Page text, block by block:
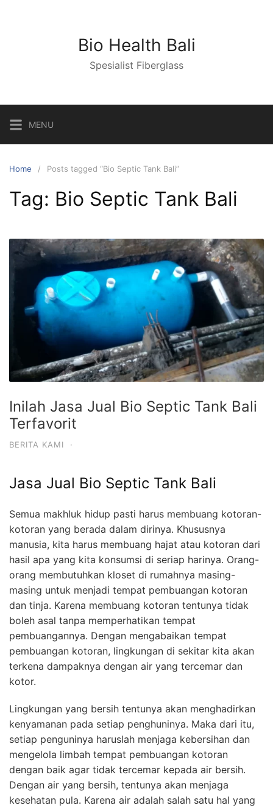
Bio Health Bali
Spesialist Fiberglass
MENU
Home Posts tagged “Bio Septic Tank Bali”
Tag: Bio Septic Tank Bali
Inilah Jasa Jual Bio Septic Tank Bali
Terfavorit
BERITA KAMI ·
Jasa Jual Bio Septic Tank Bali
Semua makhluk hidup pasti harus membuang kotoran-
kotoran yang berada dalam dirinya. Khususnya
manusia, kita harus membuang hajat atau kotoran dari
hasil apa yang kita konsumsi di seriap harinya. Orang-
orang membutuhkan kloset di rumahnya masing-
masing untuk menjadi tempat pembuangan kotoran
dan tinja. Karena membuang kotoran tentunya tidak
boleh asal tanpa memperhatikan tempat
pembuangannya. Dengan mengabaikan tempat
pembuangan kotoran, lingkungan di sekitar kita akan
terkena dampaknya dengan air yang tercemar dan
kotor.
Lingkungan yang bersih tentunya akan menghadirkan
kenyamanan pada setiap penghuninya. Maka dari itu,
setiap penguninya haruslah menjaga kebersihan dan
mengelola limbah tempat pembuangan kotoran
dengan baik agar tidak tercemar kepada air bersih.
Dengan air yang bersih, tentunya akan menjaga
kesehatan pula. Karena air adalah salah satu hal yang